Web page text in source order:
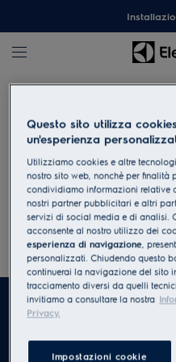
Per trovare un rivenditore di
il rivenditore" nella pagina del
Inserisci Città, indirizzo o CAP
Cerca
Questo sito utilizza
un'esperienza
Utilizziamo cookies e altre
nostro sito web, nonchè per finalità
condividiamo informazioni relative
nostri partner pubblicitari e altri
servizi di social media e di analisi.
acconsente al nostro utilizzo dei
esperienza di navigazione,
personalizzati. Chiudendo questo
continuerai la navigazione del sito
tracciamento diversi da quelli
invitiamo a consultare la nostra
Privacy.
Impostazioni cookie